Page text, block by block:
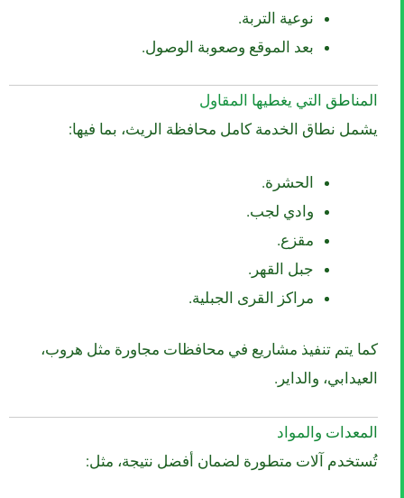
نوعية التربة.
بعد الموقع وصعوبة الوصول.
المناطق التي يغطيها المقاول
يشمل نطاق الخدمة كامل محافظة الريث، بما فيها:
الحشرة.
وادي لجب.
مقزع.
جبل القهر.
مراكز القرى الجبلية.
كما يتم تنفيذ مشاريع في محافظات مجاورة مثل هروب،
العيدابي، والداير.
المعدات والمواد
تُستخدم آلات متطورة لضمان أفضل نتيجة، مثل: